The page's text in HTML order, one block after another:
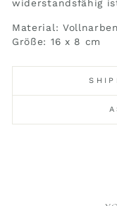
widerstandsfähig
Material:
Größe: 16 x 8 cm